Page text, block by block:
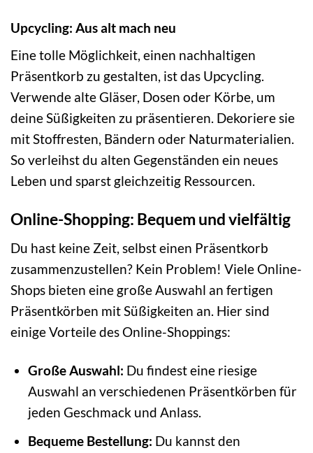
Upcycling: Aus alt mach neu
Eine tolle Möglichkeit, einen nachhaltigen
Präsentkorb zu gestalten, ist das Upcycling.
Verwende alte Gläser, Dosen oder Körbe, um
deine Süßigkeiten zu präsentieren. Dekoriere sie
mit Stoffresten, Bändern oder Naturmaterialien.
So verleihst du alten Gegenständen ein neues
Leben und sparst gleichzeitig Ressourcen.
Online-Shopping: Bequem und vielfältig
Du hast keine Zeit, selbst einen Präsentkorb
zusammenzustellen? Kein Problem! Viele Online-
Shops bieten eine große Auswahl an fertigen
Präsentkörben mit Süßigkeiten an. Hier sind
einige Vorteile des Online-Shoppings:
Große Auswahl: Du findest eine riesige
Auswahl an verschiedenen Präsentkörben für
jeden Geschmack und Anlass.
Bequeme Bestellung: Du kannst den